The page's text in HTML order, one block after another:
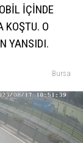
İÇİNDE
KOŞTU. O
YANSIDI.
Bursa